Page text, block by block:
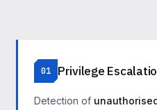
01 Privilege
Detection of